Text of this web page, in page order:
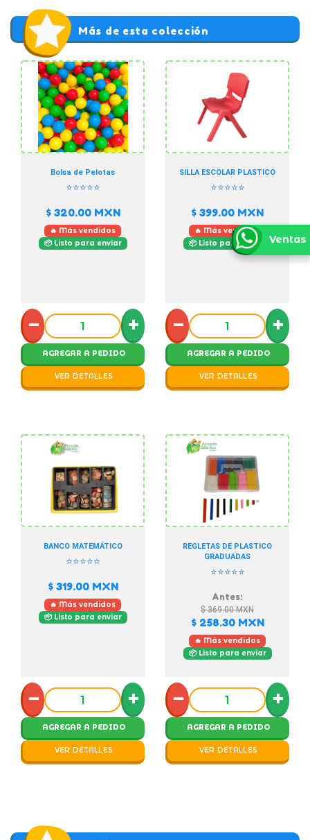
Más de esta colección
Bolsa de Pelotas
⭐⭐⭐⭐⭐
$ 320.00MXN
🔥 Más vendidos
📦 Listo para enviar
− +
AGREGAR A PEDIDO
VER DETALLES
SILLA ESCOLAR PLASTICO
⭐⭐⭐⭐⭐
$ 399.00 MXN
🔥 Más vendidos
📦 Listo para enviar
− +
AGREGAR A PEDIDO
VER DETALLES
BANCO MATEMÁTICO
⭐⭐⭐⭐⭐
$ 319.00MXN
🔥 Más vendidos
📦 Listo para enviar
− +
AGREGAR A PEDIDO
VER DETALLES
REGLETAS DE PLASTICO
GRADUADAS
⭐⭐⭐⭐⭐
Antes:
$ 369.00MXN
$ 258.30MXN
🔥 Más vendidos
📦 Listo para enviar
− +
AGREGAR A PEDIDO
VER DETALLES
Ventas